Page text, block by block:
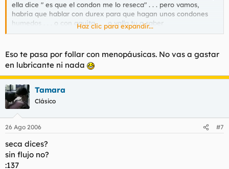
ella dice " es que el condon me lo reseca" . . . pero vamos,
habria que hablar con durex para que hagan unos condones
humedos . . . o con aguita . . . o valla tu a saber
roce?o lo que quieres es que nosotros follemos con una
pomada?
uuummm habria solucion para dicho problema ?¿?¿
Haz clic para expandir...
Eso te pasa por follar con menopáusicas. No vas a gastar
en lubricante ni nada
Tamara
Clásico
26 Ago 2006 #7
seca dices?
sin flujo no?
:137